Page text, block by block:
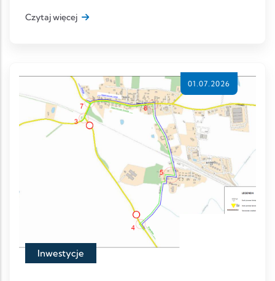
Czytaj więcej
01.07.2026
Inwestycje